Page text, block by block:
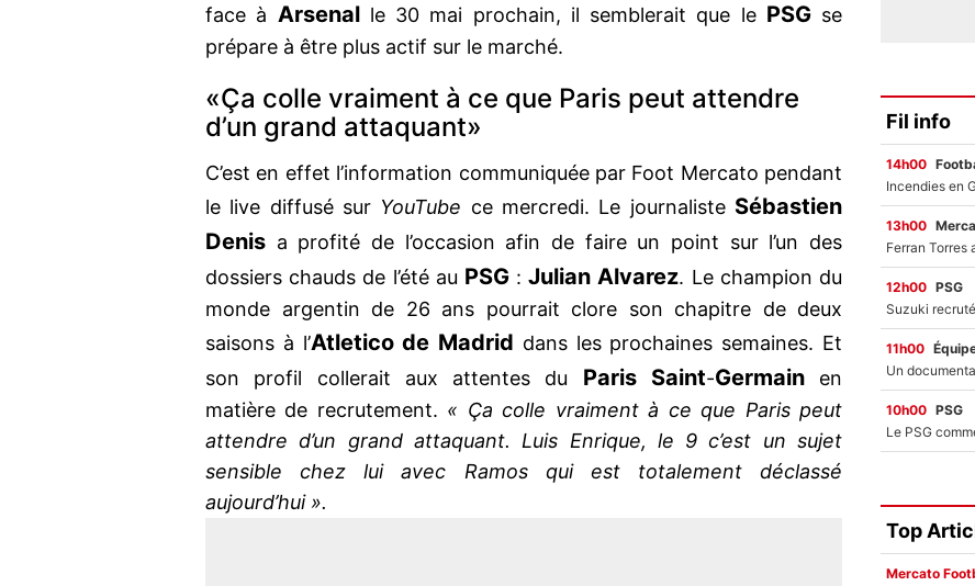
face à Arsenal le 30 mai prochain, il semblerait que le PSG se
prépare à être plus actif sur le marché.
«Ça colle vraiment à ce que Paris peut attendre
d’un grand attaquant»
C’est en effet l’information communiquée par Foot Mercato pendant
le live diffusé sur YouTube ce mercredi. Le journaliste Sébastien
Denis a profité de l’occasion afin de faire un point sur l’un des
dossiers chauds de l’été au PSG :Julian Alvarez. Le champion du
monde argentin de 26 ans pourrait clore son chapitre de deux
saisons à l’Atletico de Madrid dans les prochaines semaines. Et
son profil collerait aux attentes du Paris Saint-Germain
en
matière de recrutement. « Ça colle vraiment à ce que Paris peut
attendre d’un grand attaquant. Luis Enrique, le 9 c’est un sujet
sensible chez lui avec Ramos qui est totalement déclassé
aujourd’hui ».
Fil info
14h00
13h00
12h00 PSG
11h00
10h00 PSG
Top
Mercato